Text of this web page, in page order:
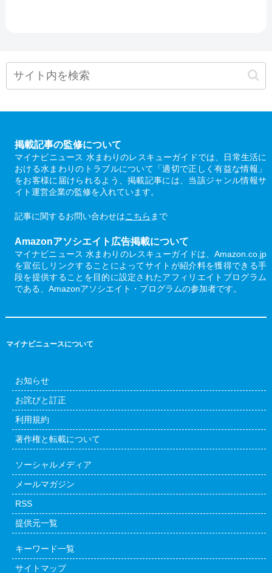
掲載記事の監修について
マイナビニュース 水まわりのレスキューガイドでは、日常生活に
おける水まわりのトラブルについて「適切で正しく有益な情報」
をお客様に届けられるよう、掲載記事には、当該ジャンル情報サ
イト運営企業の監修を入れています。
記事に関するお問い合わせはこちら まで
Amazonアソシエイト広告掲載について
マイナビニュース 水まわりのレスキューガイドは、Amazon.co.jp
を宣伝しリンクすることによってサイトが紹介料を獲得できる手
段を提供することを目的に設定されたアフィリエイトプログラム
である、Amazonアソシエイト・プログラムの参加者です。
マイナビニュースについて
お知らせ
お詫びと訂正
利用規約
著作権と転載について
ソーシャルメディア
メールマガジン
RSS
提供元一覧
キーワード一覧
サイトマップ